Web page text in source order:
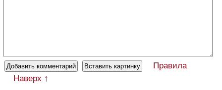
Правила
Наверх ↑